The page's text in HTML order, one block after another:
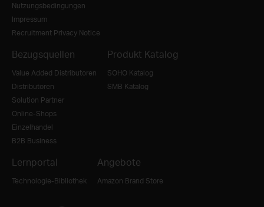
Nutzungsbedingungen
Impressum
Recruitment Privacy Notice
Bezugsquellen
Value Added Distributoren
Distributoren
Solution Partner
Online-Shops
Einzelhandel
B2B Business
Produkt Katalog
SOHO Katalog
SMB Katalog
Lernportal
Technologie-Bibliothek
Angebote
Amazon Brand Store